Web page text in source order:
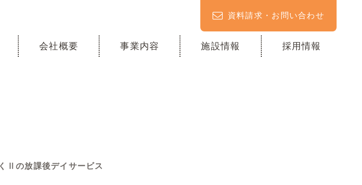
資料請求・お問い合わせ
会社概要 事業内容 施設情報 採用情報
Ⅱの放課後デイサービス